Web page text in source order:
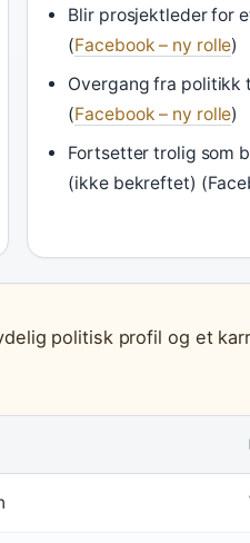
Blir prosjektleder for
(Facebook – ny rolle)
Overgang fra
(Facebook – ny rolle)
Fortsetter trolig som
(ikke bekreftet)
politisk profil og et